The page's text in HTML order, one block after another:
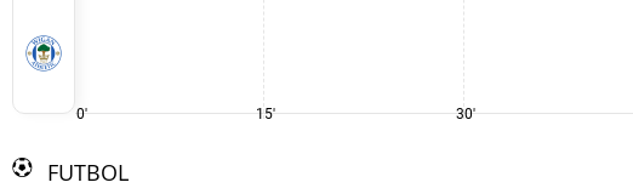
0' 15' 30'
FUTBOL